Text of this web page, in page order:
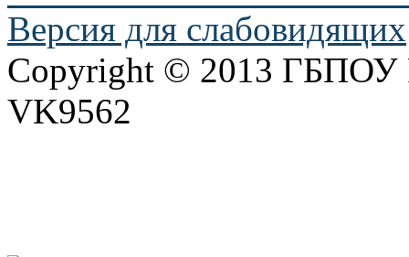
Версия для слабовидящих
Copyright © 2013
VK9562